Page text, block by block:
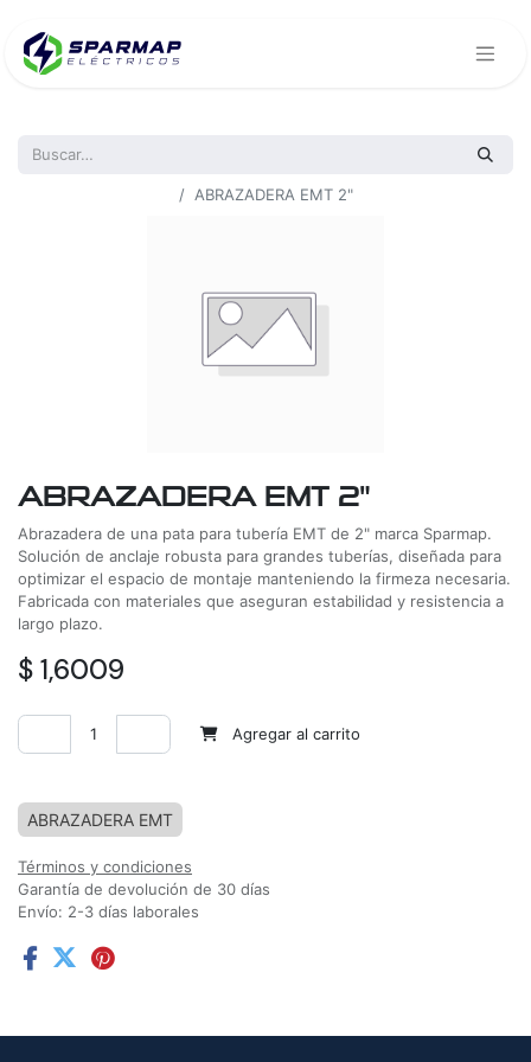
ABRAZADERA EMT 2"
ABRAZADERA EMT 2"
Abrazadera de una pata para tubería EMT de 2" marca Sparmap.
Solución de anclaje robusta para grandes tuberías, diseñada para
optimizar el espacio de montaje manteniendo la firmeza necesaria.
Fabricada con materiales que aseguran estabilidad y resistencia a
largo plazo.
$ 1,6009
Agregar al carrito
ABRAZADERA EMT
Términos y condiciones
Garantía de devolución de 30 días
Envío: 2-3 días laborales